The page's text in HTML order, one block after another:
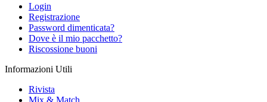
Login
Registrazione
Password dimenticata?
Dove è il mio pacchetto?
Riscossione buoni
Informazioni Utili
Rivista
Mix & Match